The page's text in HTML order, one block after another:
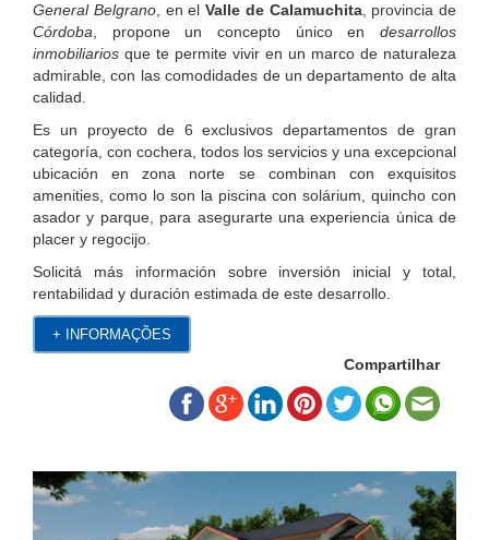
General Belgrano, en el Valle de Calamuchita, provincia de
Córdoba , propone un concepto único en desarrollos
inmobiliarios que te permite vivir en un marco de naturaleza
admirable, con las comodidades de un departamento de alta
calidad.
Es un proyecto de 6 exclusivos departamentos de gran
categoría, con cochera, todos los servicios y una excepcional
ubicación en zona norte se combinan con exquisitos
amenities, como lo son la piscina con solárium, quincho con
asador y parque, para asegurarte una experiencia única de
placer y regocijo.
Solicitá más información sobre inversión inicial y total,
rentabilidad y duración estimada de este desarrollo.
+ INFORMAÇÕES
Compartilhar